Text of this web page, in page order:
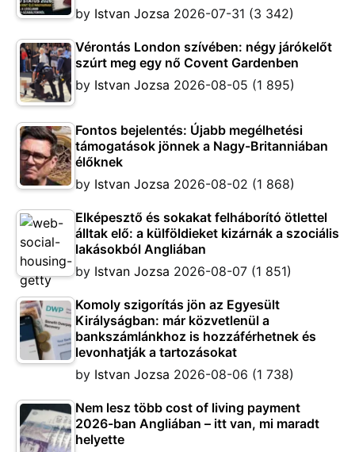
by Istvan Jozsa 2026-07-31 (3 342)
Vérontás London szívében: négy járókelőt
szúrt meg egy nő Covent Gardenben
by Istvan Jozsa 2026-08-05 (1 895)
Fontos bejelentés: Újabb megélhetési
támogatások jönnek a Nagy-Britanniában
élőknek
by Istvan Jozsa 2026-08-02 (1 868)
Elképesztő és sokakat felháborító ötlettel
álltak elő: a külföldieket kizárnák a szociális
lakásokból Angliában
by Istvan Jozsa 2026-08-07 (1 851)
Komoly szigorítás jön az Egyesült
Királyságban: már közvetlenül a
bankszámlánkhoz is hozzáférhetnek és
levonhatják a tartozásokat
by Istvan Jozsa 2026-08-06 (1 738)
Nem lesz több cost of living payment
2026-ban Angliában – itt van, mi maradt
helyette